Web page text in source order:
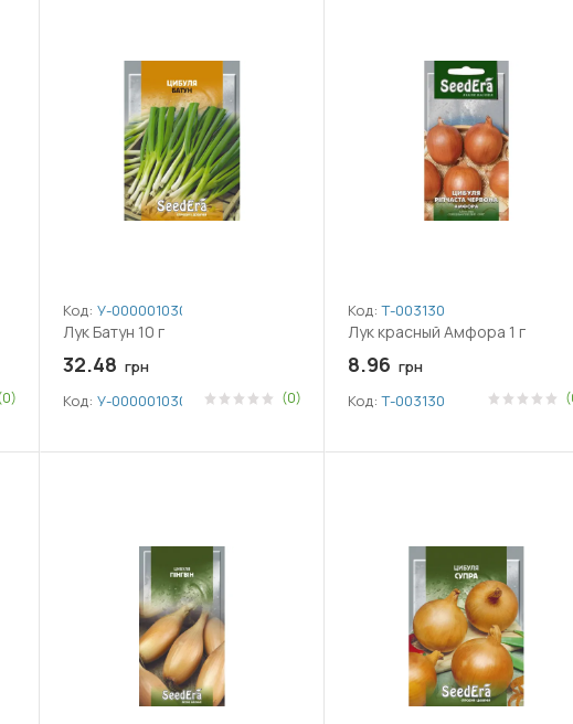
Код: У-0000010300
Лук Батун 10 г
32.48 грн
Код: У-0000010300 (0)
Код: Т-003130
Лук красный Амфора 1 г
8.96 грн
Код: Т-003130